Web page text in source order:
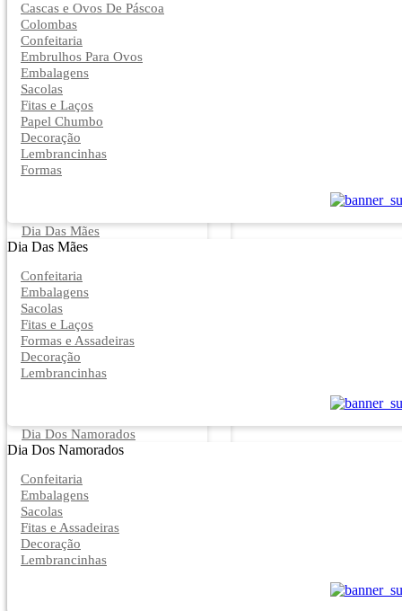
Cascas e Ovos De Páscoa
Colombas
Confeitaria
Embrulhos Para Ovos
Embalagens
Sacolas
Fitas e Laços
Papel Chumbo
Decoração
Lembrancinhas
Formas
Dia Das Mães
Dia Das Mães
Confeitaria
Embalagens
Sacolas
Fitas e Laços
Formas e Assadeiras
Decoração
Lembrancinhas
Dia Dos Namorados
Dia Dos Namorados
Confeitaria
Embalagens
Sacolas
Fitas e Assadeiras
Decoração
Lembrancinhas